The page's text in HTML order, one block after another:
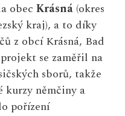
obec Krásná (okres
kraj), a to díky
z obcí Krásná, Bad
se zaměřil na
sborů, takže
kurzy němčiny a
pořízení